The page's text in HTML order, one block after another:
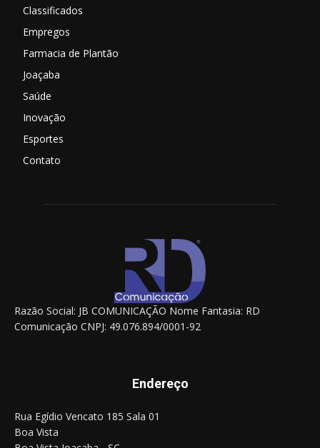
Classificados
Empregos
Farmacia de Plantão
Joaçaba
Saúde
Inovação
Esportes
Contato
Razão Social: JB COMUNICAÇÃO Nome Fantasia: RD
Comunicação CNPJ: 49.076.894/0001-92
Endereço
Rua Egídio Vencato 185 Sala 01
Boa Vista